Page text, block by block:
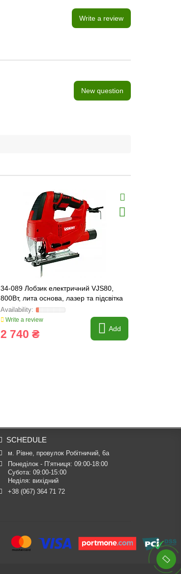
Write a review
New question
34-089 Лобзик електричний VJS80,
800Вт, лита основа, лазер та підсвітка
VST
Write a review
2 740 ₴ Add
SCHEDULE
м. Рівне, провулок Робітничий, 6а
Понеділок - П’ятниця: 09:00-18:00
Субота: 09:00-15:00
Неділя: вихідний
+38 (067) 364 71 72